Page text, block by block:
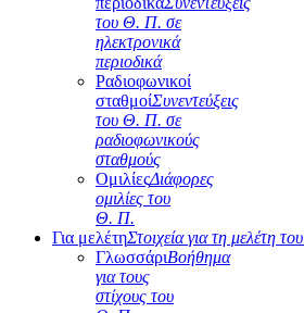
του Θ. Π. σε
ηλεκτρονικά
περιοδικά
Ραδιοφωνικοί
σταθμοίΣυνεντεύξεις
του Θ. Π. σε
ραδιοφωνικούς
σταθμούς
ΟμιλίεςΔιάφορες
ομιλίες του
Θ. Π.
Για μελέτηΣτοιχεία για τη μελέτη
ΓλωσσάριΒοήθημα
για τους
στίχους του